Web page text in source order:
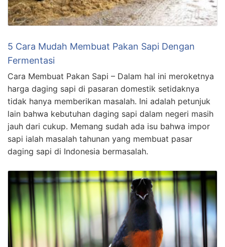
5 Cara Mudah Membuat Pakan Sapi Dengan
Fermentasi
Cara Membuat Pakan Sapi – Dalam hal ini meroketnya
harga daging sapi di pasaran domestik setidaknya
tidak hanya memberikan masalah. Ini adalah petunjuk
lain bahwa kebutuhan daging sapi dalam negeri masih
jauh dari cukup. Memang sudah ada isu bahwa impor
sapi ialah masalah tahunan yang membuat pasar
daging sapi di Indonesia bermasalah.